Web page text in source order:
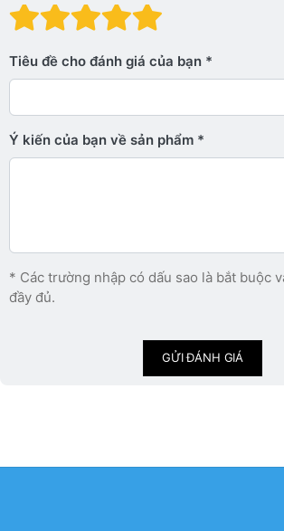
Đánh giá:
Đánh giá: 3
Đánh giá: 2 trên
Đánh giá: 1 trên 5
Tiêu đề cho đánh giá của bạn
Ý kiến ​​của bạn về sản phẩm
* Các trường nhập có dấu sao là bắt buộc
đầy đủ.
GỬI ĐÁNH GIÁ